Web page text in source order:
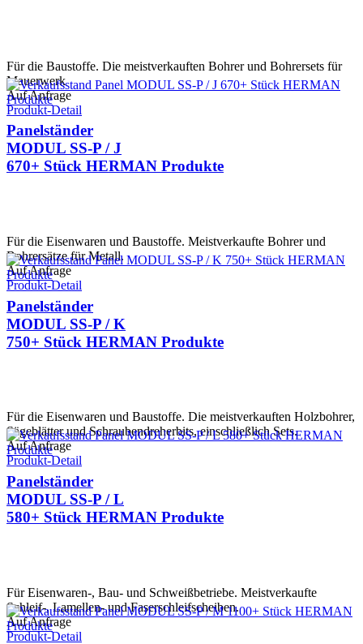
Für die Baustoffe. Die meistverkauften Bohrer und Bohrersets für
Mauerwerk
Auf Anfrage
Produkt-Detail
Panelständer
MODUL SS-P / J
670+ Stück HERMAN Produkte
Für die Eisenwaren und Baustoffe. Meistverkaufte Bohrer und
Bohrersätze für Metall.
Auf Anfrage
Produkt-Detail
Panelständer
MODUL SS-P / K
750+ Stück HERMAN Produkte
Für die Eisenwaren und Baustoffe. Die meistverkauften Holzbohrer,
Sägeblätter und Schraubendreherbits, einschließlich Sets.
Auf Anfrage
Produkt-Detail
Panelständer
MODUL SS-P / L
580+ Stück HERMAN Produkte
Für Eisenwaren-, Bau- und Schweißbetriebe. Meistverkaufte
Schleif-, Lamellen- und Faserschleifscheiben.
Auf Anfrage
Produkt-Detail